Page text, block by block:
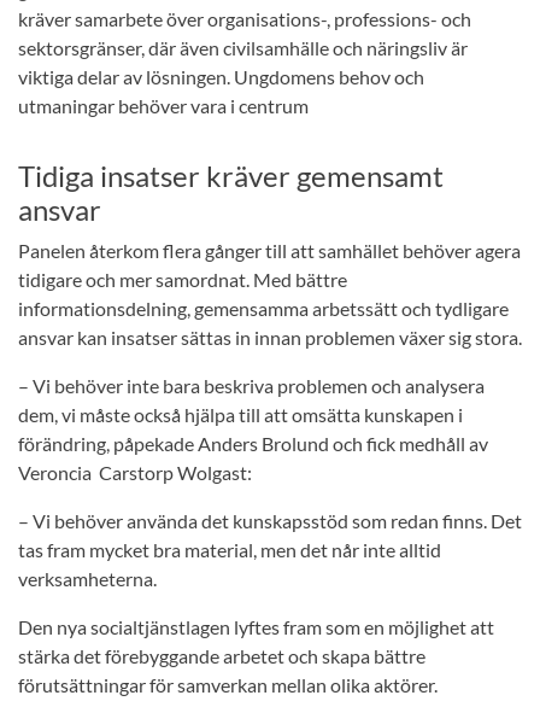
kräver samarbete över organisations-, professions- och
sektorsgränser, där även civilsamhälle och näringsliv är
viktiga delar av lösningen. Ungdomens behov och
utmaningar behöver vara i centrum
Tidiga insatser kräver gemensamt
ansvar
Panelen återkom flera gånger till att samhället behöver agera
tidigare och mer samordnat. Med bättre
informationsdelning, gemensamma arbetssätt och tydligare
ansvar kan insatser sättas in innan problemen växer sig stora.
– Vi behöver inte bara beskriva problemen och analysera
dem, vi måste också hjälpa till att omsätta kunskapen i
förändring, påpekade Anders Brolund och fick medhåll av
Veroncia Carstorp Wolgast:
– Vi behöver använda det kunskapsstöd som redan finns. Det
tas fram mycket bra material, men det når inte alltid
verksamheterna.
Den nya socialtjänstlagen lyftes fram som en möjlighet att
stärka det förebyggande arbetet och skapa bättre
förutsättningar för samverkan mellan olika aktörer.